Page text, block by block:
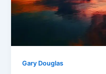
Gary Douglas